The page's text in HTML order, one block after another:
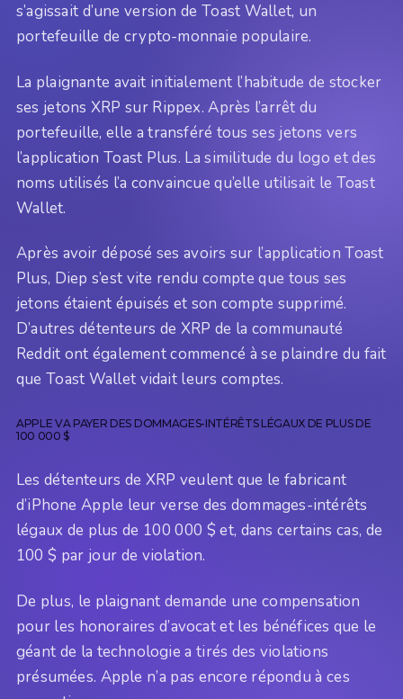
s’agissait d’une version de Toast Wallet, un
portefeuille de crypto-monnaie populaire.
La plaignante avait initialement l’habitude de stocker
ses jetons XRP sur Rippex. Après l’arrêt du
portefeuille, elle a transféré tous ses jetons vers
l’application Toast Plus. La similitude du logo et des
noms utilisés l’a convaincue qu’elle utilisait le Toast
Wallet.
Après avoir déposé ses avoirs sur l’application Toast
Plus, Diep s’est vite rendu compte que tous ses
jetons étaient épuisés et son compte supprimé.
D’autres détenteurs de XRP de la communauté
Reddit ont également commencé à se plaindre du fait
que Toast Wallet vidait leurs comptes.
APPLE VA PAYER DES DOMMAGES-INTÉRÊTS LÉGAUX DE PLUS DE
100 000 $
Les détenteurs de XRP veulent que le fabricant
d’iPhone Apple leur verse des dommages-intérêts
légaux de plus de 100 000 $ et, dans certains cas, de
100 $ par jour de violation.
De plus, le plaignant demande une compensation
pour les honoraires d’avocat et les bénéfices que le
géant de la technologie a tirés des violations
présumées. Apple n’a pas encore répondu à ces